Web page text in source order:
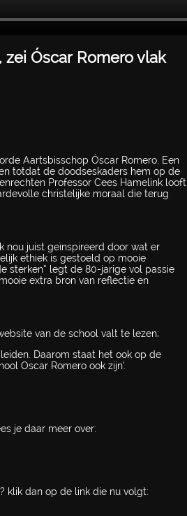
Óscar Romero vlak
Aartsbisschop Óscar Romero. Een
totdat de doodseskaders hem op de
Professor Cees Hamelink looft
christelijke moraal die terug
nou juist geïnspireerd door wat er
ethiek is gestoeld op mooie
sterken” legt de 80-jarige vol passie
extra bron van reflectie en
van de school valt te lezen;
Daarom staat het ook op de
Oscar Romero ook zijn’.
je daar meer over:
klik dan op de link die nu volgt: